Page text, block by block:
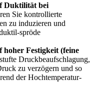
Duktilität bei
Sie kontrollierte
zu induzieren und
spröde
Festigkeit (feine
Druckbeaufschlagung,
zu verzögern und so
der Hochtemperatur-